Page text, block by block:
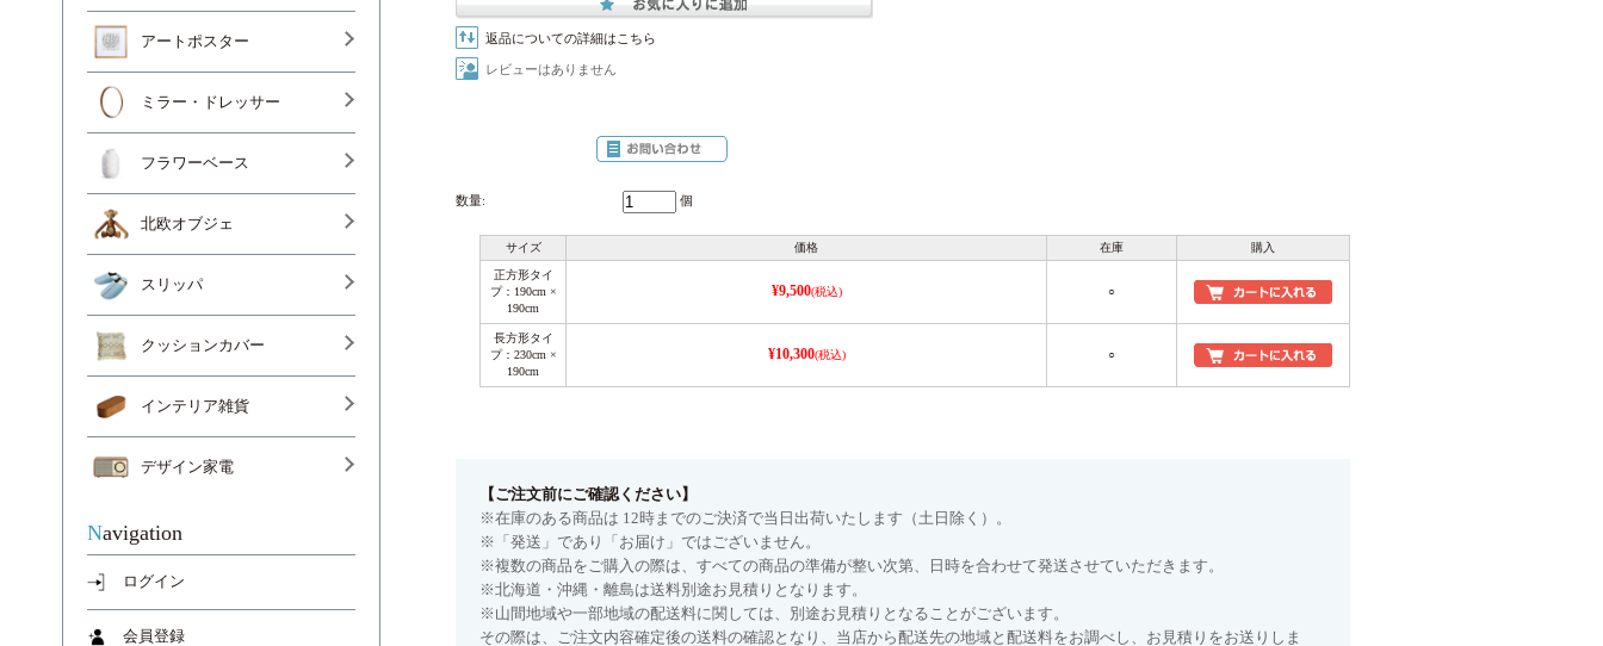
返品についての詳細はこちら
レビューはありません
数量: 個
サイズ 価格 在庫 購入
正方形タイ
プ：190cm ×
190cm
¥9,500(税込) ○
長方形タイ
プ：230cm ×
190cm
¥10,300(税込) ○
【ご注文前にご確認ください】
※在庫のある商品は 12時までのご決済で当日出荷いたします（土日除く）。
※「発送」であり「お届け」ではございません。
※複数の商品をご購入の際は、すべての商品の準備が整い次第、日時を合わせて発送させていただきます。
※北海道・沖縄・離島は送料別途お見積りとなります。
※山間地域や一部地域の配送料に関しては、別途お見積りとなることがございます。
その際は、ご注文内容確定後の送料の確認となり、当店から配送先の地域と配送料をお調べし、お見積りをお送りしま
アートポスター
ミラー・ドレッサー
フラワーベース
北欧オブジェ
スリッパ
クッションカバー
インテリア雑貨
デザイン家電
Navigation
ログイン
会員登録